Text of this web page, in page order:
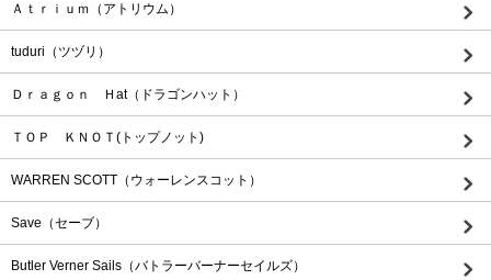
Ａｔｒｉｕｍ（アトリウム）
tuduri（ツヅリ）
Ｄｒａｇｏｎ Ｈat（ドラゴンハット）
ＴＯＰ ＫＮＯＴ(トップノット)
WARREN SCOTT（ウォーレンスコット）
Save（セーブ）
Butler Verner Sails（バトラーバーナーセイルズ）